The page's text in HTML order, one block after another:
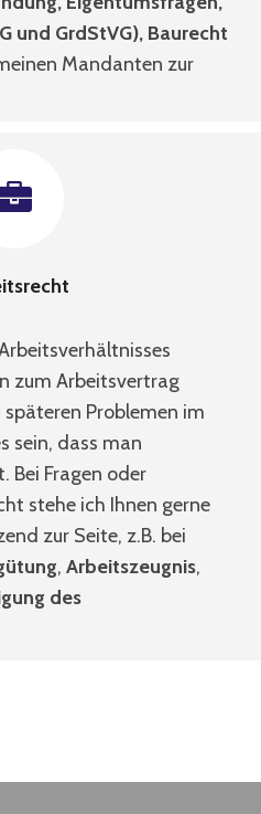
und GrdStVG), Baurecht
Mandanten zur
zum Arbeitsvertrag
Problemen im
sein, dass man
Bei Fragen oder
stehe ich Ihnen gerne
zur Seite, z.B. bei
, Arbeitszeugnis,
des